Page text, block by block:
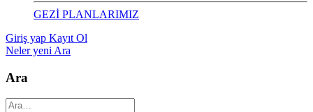
GEZİ PLANLARIMIZ
Giriş yap Kayıt Ol
Neler yeni Ara
Ara